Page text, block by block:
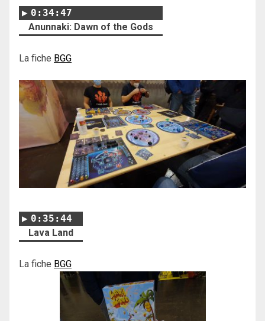
0:34:47
Anunnaki: Dawn of the Gods
La fiche BGG
0:35:44
Lava Land
La fiche BGG